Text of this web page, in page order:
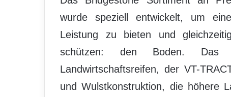
wurde speziell entwickelt, um
Leistung zu bieten und
schützen: den Boden. Das
Landwirtschaftsreifen, der VT-
und Wulstkonstruktion, die höhere